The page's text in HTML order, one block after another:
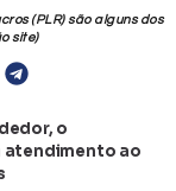
(PLR) são alguns dos
site)
o
atendimento ao